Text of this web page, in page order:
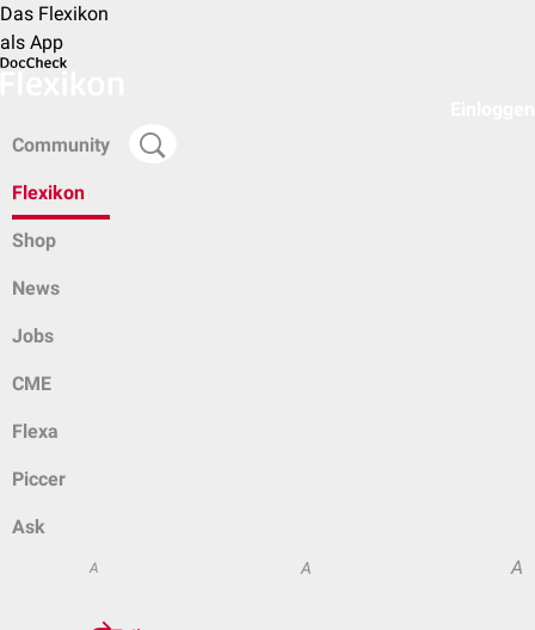
Das Flexikon
als App
Community
Flexikon
Shop
News
Jobs
CME
Flexa
Piccer
Ask
A A A